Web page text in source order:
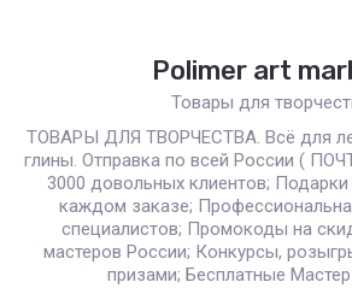
Polimer art
Товары для
ТОВАРЫ ДЛЯ ТВОРЧЕСТВА. Всё для
глины. Отправка по всей России (
3000 довольных клиентов;
каждом заказе;
специалистов; Промокоды на
мастеров России; Конкурсы,
призами; Бесплатные